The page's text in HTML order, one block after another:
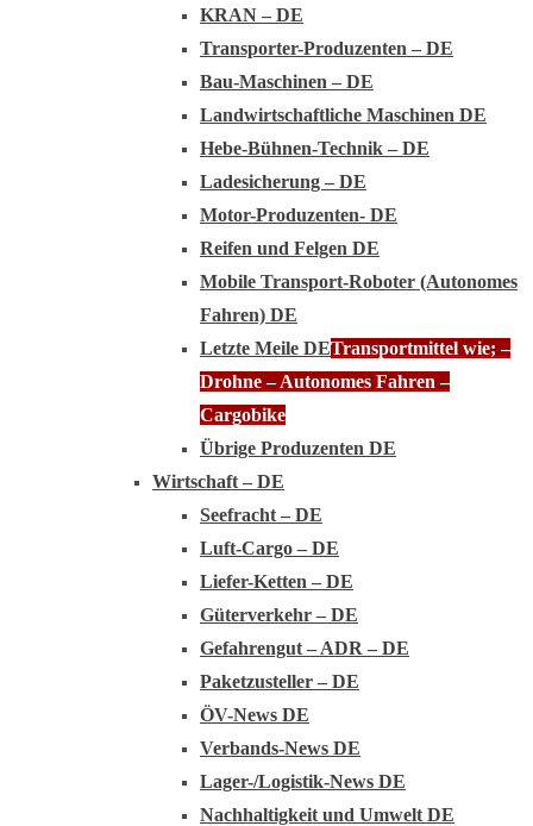
KRAN – DE
Transporter-Produzenten – DE
Bau-Maschinen – DE
Landwirtschaftliche Maschinen DE
Hebe-Bühnen-Technik – DE
Ladesicherung – DE
Motor-Produzenten- DE
Reifen und Felgen DE
Mobile Transport-Roboter (Autonomes
Fahren) DE
Letzte Meile DETransportmittel wie; –
Drohne – Autonomes Fahren –
Cargobike
Übrige Produzenten DE
Wirtschaft – DE
Seefracht – DE
Luft-Cargo – DE
Liefer-Ketten – DE
Güterverkehr – DE
Gefahrengut – ADR – DE
Paketzusteller – DE
ÖV-News DE
Verbands-News DE
Lager-/Logistik-News DE
Nachhaltigkeit und Umwelt DE